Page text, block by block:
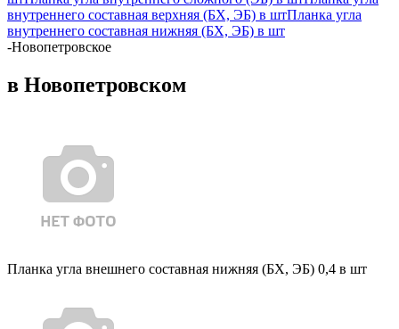
внутреннего составная верхняя (БХ, ЭБ) в штПланка угла
внутреннего составная нижняя (БХ, ЭБ) в шт
-Новопетровское
в Новопетровском
Планка угла внешнего составная нижняя (БХ, ЭБ) 0,4 в шт